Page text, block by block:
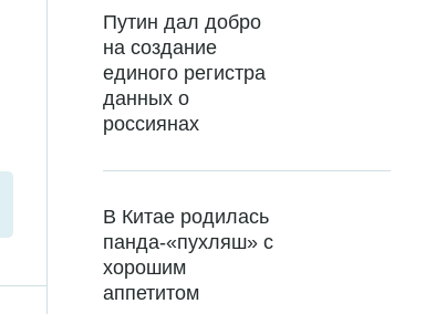
Путин дал добро
на создание
единого регистра
данных о
россиянах
В Китае родилась
панда-«пухляш» с
хорошим
аппетитом